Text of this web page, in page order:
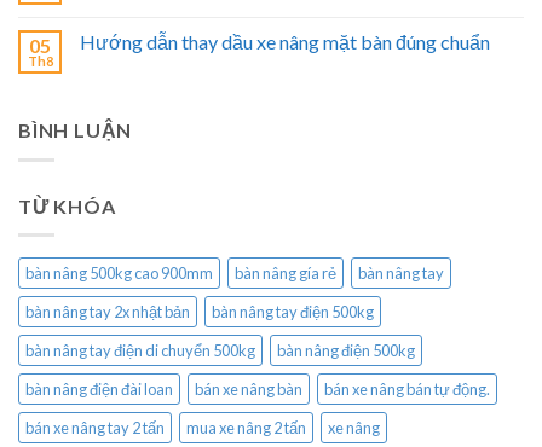
05
Th8
Hướng dẫn thay dầu xe nâng mặt bàn đúng chuẩn
BÌNH LUẬN
TỪ KHÓA
bàn nâng 500kg cao 900mm bàn nâng gía rẻ
bàn nâng tay
bàn nâng tay 2x nhật bản
bàn nâng tay điện 500kg
bàn nâng tay điện di chuyển 500kg
bàn nâng điện 500kg
bàn nâng điện đài loan
bán xe nâng bàn
bán xe nâng bán tự động.
bán xe nâng tay 2 tấn
mua xe nâng 2 tấn
xe nâng